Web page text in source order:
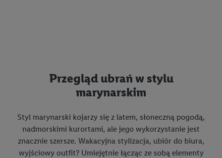
Przegląd ubrań w stylu
marynarskim
Styl marynarski kojarzy się z latem, słoneczną pogodą,
nadmorskimi kurortami, ale jego wykorzystanie jest
znacznie szersze. Wakacyjna stylizacja, ubiór do biura,
wyjściowy outfit? Umiejętnie łącząc ze sobą elementy